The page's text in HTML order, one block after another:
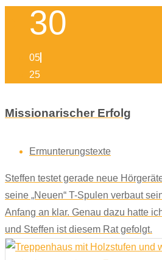
30
05
25
Missionarischer Erfolg
Ermunterungstexte
Steffen testet gerade neue
seine „Neuen“ T-Spulen verbaut
Anfang an klar. Genau dazu hatte
und Steffen ist diesem Rat gefolgt.